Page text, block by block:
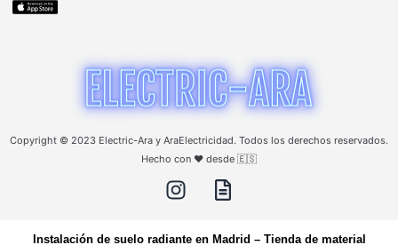
Copyright © 2023 Electric-Ara y AraElectricidad. Todos los derechos reservados.
Hecho con ❤️ desde 🇪🇸
Instalación de suelo radiante en Madrid – Tienda de material